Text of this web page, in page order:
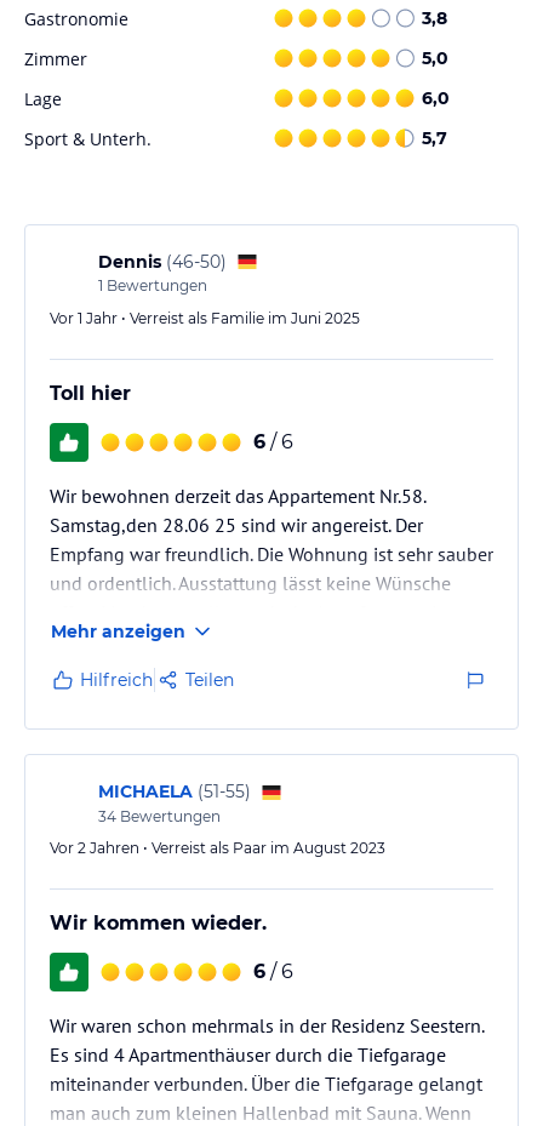
Hinweis:
Allgemeine und unverbindliche
Hoteliers-/Veranstalter-/Kataloginformationen. Alle Angaben
ohne Gewähr und ohne Prüfung durch HolidayCheck. Bitte
lies vor der Buchung die verbindlichen Angebotsdetails
Gastronomie 3,8
Zimmer 5,0
Lage 6,0
Sport & Unterh. 5,7
Dennis (46-50)
1 Bewertungen
Vor 1 Jahr • Verreist als Familie im Juni 2025
Toll hier
6 / 6
Wir bewohnen derzeit das Appartement Nr.58.
Samstag,den 28.06 25 sind wir angereist. Der
Empfang war freundlich. Die Wohnung ist sehr sauber
und ordentlich. Ausstattung lässt keine Wünsche
sehr, unseren Urlaub hier verbringen zu dürfen.
Restaurants gleich in unmittelbarer Nähe, der Strand
sowie seine Promenade auch. 5 Tage verbleiben uns
noch und diese werden und können wir hier ,definitiv
vollends genießen. Danke ans Team. Kommen gerne
wieder.
Mehr anzeigen
Hilfreich Teilen
MICHAELA (51-55)
34 Bewertungen
Vor 2 Jahren • Verreist als Paar im August 2023
Wir kommen wieder.
6 / 6
Wir waren schon mehrmals in der Residenz Seestern.
Es sind 4 Apartmenthäuser durch die Tiefgarage
miteinander verbunden. Über die Tiefgarage gelangt
man auch zum kleinen Hallenbad mit Sauna. Wenn